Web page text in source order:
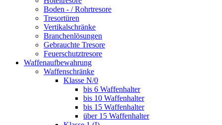
Boden - / Rohrtresore
Tresortüren
Vertikalschränke
Branchenlösungen
Gebrauchte Tresore
Feuerschutztresore
Waffenaufbewahrung
Waffenschränke
Klasse N/0
bis 6 Waffenhalter
bis 10 Waffenhalter
bis 15 Waffenhalter
über 15 Waffenhalter